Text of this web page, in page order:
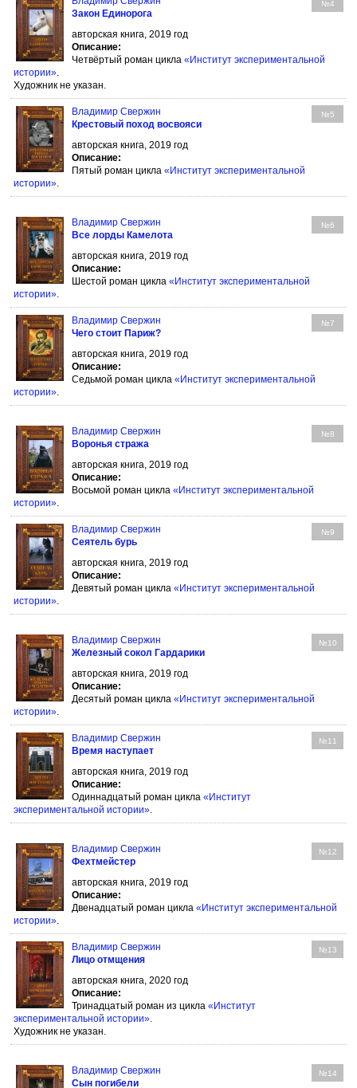
№4
Закон Единорога
авторская книга, 2019 год
Описание:
Четвёртый роман цикла «Институт экспериментальной
истории».
Художник не указан.
Владимир Свержин №5
Крестовый поход восвояси
авторская книга, 2019 год
Описание:
Пятый роман цикла «Институт экспериментальной
истории».
Владимир Свержин №6
Все лорды Камелота
авторская книга, 2019 год
Описание:
Шестой роман цикла «Институт экспериментальной
истории».
Владимир Свержин №7
Чего стоит Париж?
авторская книга, 2019 год
Описание:
Седьмой роман цикла «Институт экспериментальной
истории».
Владимир Свержин №8
Воронья стража
авторская книга, 2019 год
Описание:
Восьмой роман цикла «Институт экспериментальной
истории».
Владимир Свержин №9
Сеятель бурь
авторская книга, 2019 год
Описание:
Девятый роман цикла «Институт экспериментальной
истории».
Владимир Свержин №10
Железный сокол Гардарики
авторская книга, 2019 год
Описание:
Десятый роман цикла «Институт экспериментальной
истории».
Владимир Свержин №11
Время наступает
авторская книга, 2019 год
Описание:
Одиннадцатый роман цикла «Институт
экспериментальной истории».
Владимир Свержин №12
Фехтмейстер
авторская книга, 2019 год
Описание:
Двенадцатый роман цикла «Институт экспериментальной
истории».
Владимир Свержин №13
Лицо отмщения
авторская книга, 2020 год
Описание:
Тринадцатый роман из цикла «Институт
экспериментальной истории».
Художник не указан.
Владимир Свержин №14
Сын погибели